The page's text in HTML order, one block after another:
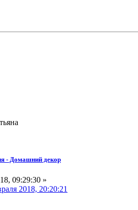
- Домашний декор
09:29:30 »
2018, 20:20:21